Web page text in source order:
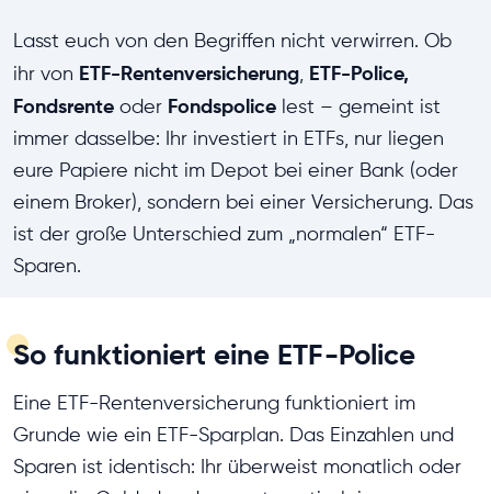
Lasst euch von den Begriffen nicht verwirren. Ob
ihr von ETF-Rentenversicherung, ETF-Police,
Fondsrente oder Fondspolice lest – gemeint ist
immer dasselbe: Ihr investiert in ETFs, nur liegen
eure Papiere nicht im Depot bei einer Bank (oder
einem Broker), sondern bei einer Versicherung. Das
ist der große Unterschied zum „normalen“ ETF-
Sparen.
So funktioniert eine ETF-Police
Eine ETF-Rentenversicherung funktioniert im
Grunde wie ein ETF-Sparplan. Das Einzahlen und
Sparen ist identisch: Ihr überweist monatlich oder